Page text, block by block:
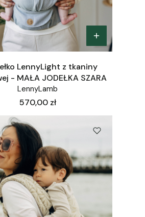
LennyLight z tkaniny
- MAŁA JODEŁKA SZARA
LennyLamb
Cena
570,00 zł